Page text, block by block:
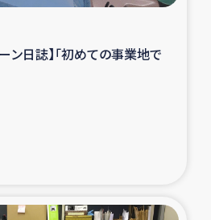
るシリア難民支援事業
ウェシの地震・津波被災者支援
ン日誌】「初めての事業地で